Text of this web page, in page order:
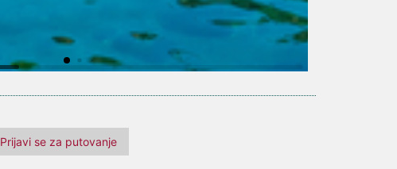
Prijavi se za putovanje